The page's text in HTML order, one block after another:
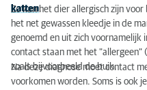
katten.
Zo kan het dier allergisch zijn
het net gewassen kleedje in de
genoemd en uit zich voornamelijk
contact staan met het
zoals bijvoorbeeld de buik.
Na deze diagnose moet contact
voorkomen worden. Soms is ook